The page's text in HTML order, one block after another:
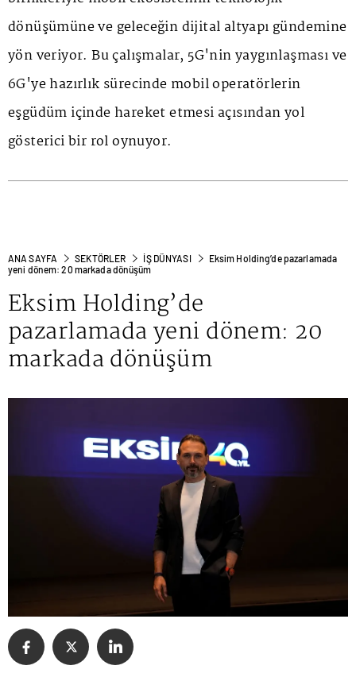
dönüşümüne ve geleceğin dijital altyapı gündemine
yön veriyor. Bu çalışmalar, 5G'nin yaygınlaşması ve
6G'ye hazırlık sürecinde mobil operatörlerin
eşgüdüm içinde hareket etmesi açısından yol
gösterici bir rol oynuyor.
ANA SAYFA SEKTÖRLER İŞ DÜNYASI
Eksim Holding’de pazarlamada
yeni dönem: 20 markada dönüşüm
Eksim Holding’de
pazarlamada yeni dönem: 20
markada dönüşüm